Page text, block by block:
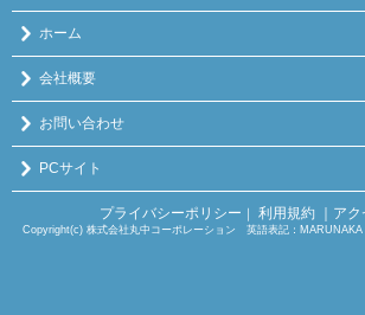
ホーム
会社概要
お問い合わせ
PCサイト
プライバシーポリシー ｜ 利用規約 ｜ア
Copyright(c) 株式会社丸中コーポレーション 英語表記：